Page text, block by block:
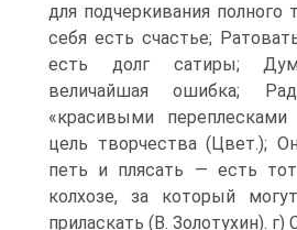
для подчеркивания полного
себя есть счастье;
есть долг сатиры;
величайшая ошибка;
«красивыми
цель творчества (Цвет.);
петь и плясать — есть
колхозе, за который
приласкать (В. Золотухин).